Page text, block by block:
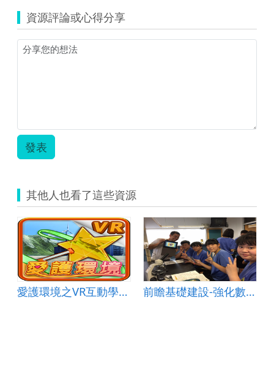
資源評論或心得分享
發表
其他人也看了這些資源
愛護環境之VR互動學習系統 前瞻基礎建設-強化數位教學暨學習資訊應用環境計畫-Holiyo融入創意發想課程-瑪莉歐死亡森林大冒險